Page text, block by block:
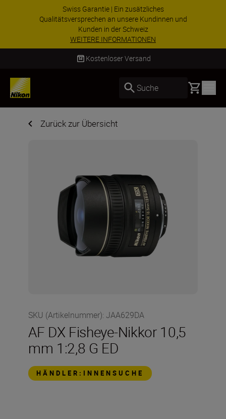
Swiss Garantie | Ein zusätzliches
Qualitätsversprechen an unsere Kundinnen und
Kunden in der Schweiz
WEITERE INFORMATIONEN
Kostenloser Versand
Suche Basket
Zurück zur Übersicht
SKU (Artikelnummer): JAA629DA
AF DX Fisheye-Nikkor 10,5
mm 1:2,8 G ED
HÄNDLER:INNENSUCHE